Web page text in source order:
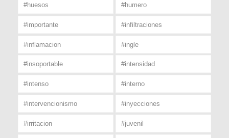
#huesos #humero
#importante #infiltraciones
#inflamacion #ingle
#insoportable #intensidad
#intenso #interno
#intervencionismo #inyecciones
#irritacion #juvenil